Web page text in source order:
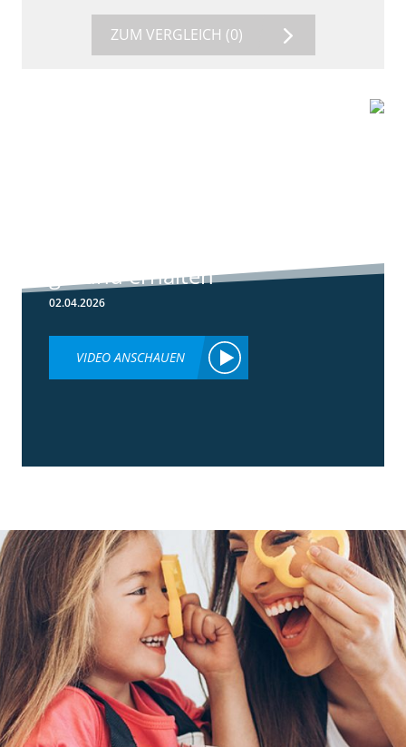
ZUM VERGLEICH (0)
gesund erhalten
02.04.2026
VIDEO ANSCHAUEN